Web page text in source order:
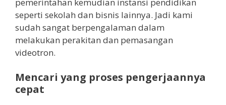
seperti sekolah dan bisnis lainnya. Jadi kami
sudah sangat berpengalaman dalam
melakukan perakitan dan pemasangan
videotron.
Mencari yang proses pengerjaannya
cepat